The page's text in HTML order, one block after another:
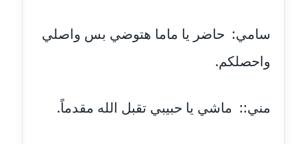
مدونة آيه الغمري
عاملة
عاملة
سامي: حاضر يا ماما هتوضي بس واصلي
واحصلكم.
مني:: ماشي يا حبيبي تقبل الله مقدماً.